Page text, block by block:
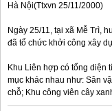
Hà Nội(Ttxvn 25/11/2000)
Ngày 25/11, tại xã Mễ Trì,
đã tổ chức khởi công xây
Khu Liên hợp có tổng diện
mục khác nhau như: Sân
chỗ; Khu công viên cây